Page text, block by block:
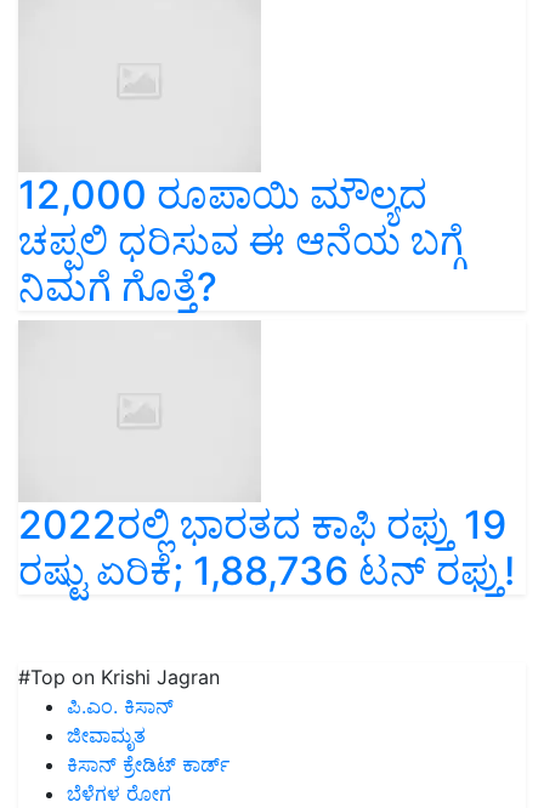
12,000 ರೂಪಾಯಿ ಮೌಲ್ಯದ
ಚಪ್ಪಲಿ ಧರಿಸುವ ಈ ಆನೆಯ ಬಗ್ಗೆ
ನಿಮಗೆ ಗೊತ್ತೆ?
2022ರಲ್ಲಿ ಭಾರತದ ಕಾಫಿ ರಫ್ತು 19
ರಷ್ಟು ಏರಿಕೆ; 1,88,736 ಟನ್‌ ರಫ್ತು!
#Top on Krishi Jagran
ಪಿ.ಎಂ. ಕಿಸಾನ್
ಜೀವಾಮೃತ
ಕಿಸಾನ್ ಕ್ರೇಡಿಟ್ ಕಾರ್ಡ್
ಬೆಳೆಗಳ ರೋಗ